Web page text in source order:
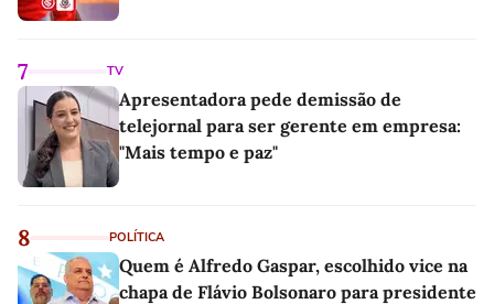
7 TV
Apresentadora pede demissão de
telejornal para ser gerente em empresa:
"Mais tempo e paz"
8 POLÍTICA
Quem é Alfredo Gaspar, escolhido vice na
chapa de Flávio Bolsonaro para presidente